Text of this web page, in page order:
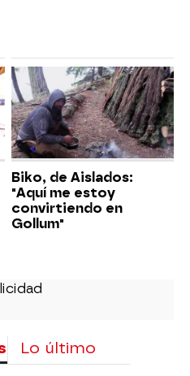
Biko, de Aislados:
"Aquí me estoy
convirtiendo en
Gollum"
Lo último